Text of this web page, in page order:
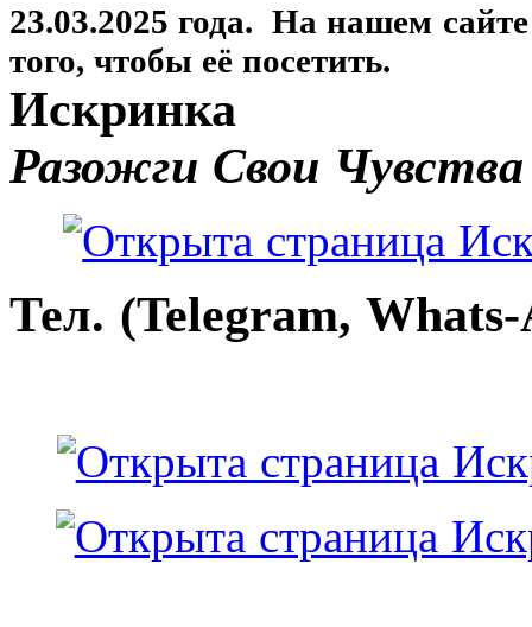
23.03.2025 года. На нашем
того, чтобы её посетить.
Искринка
Разожги Свои Чувства
Тел. (Telegram,